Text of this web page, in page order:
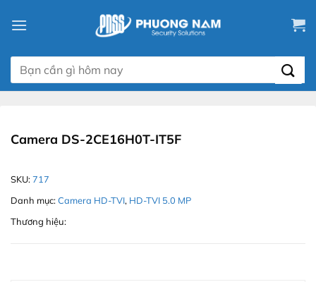
đến
dung
Tìm
kiếm:
Camera DS-2CE16H0T-IT5F
SKU:717
Danh mục:Camera HD-TVI, HD-TVI 5.0 MP
Thương hiệu: